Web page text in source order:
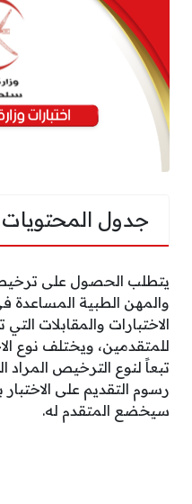
جدول المحتويات
يتطلب الحصول على
والمهن الطبية المساعدة
الاختبارات والمقابلات
للمتقدمين، ويختلف نوع
تبعاً لنوع الترخيص
رسوم التقديم على الاختبار
سيخضع المتقدم له.